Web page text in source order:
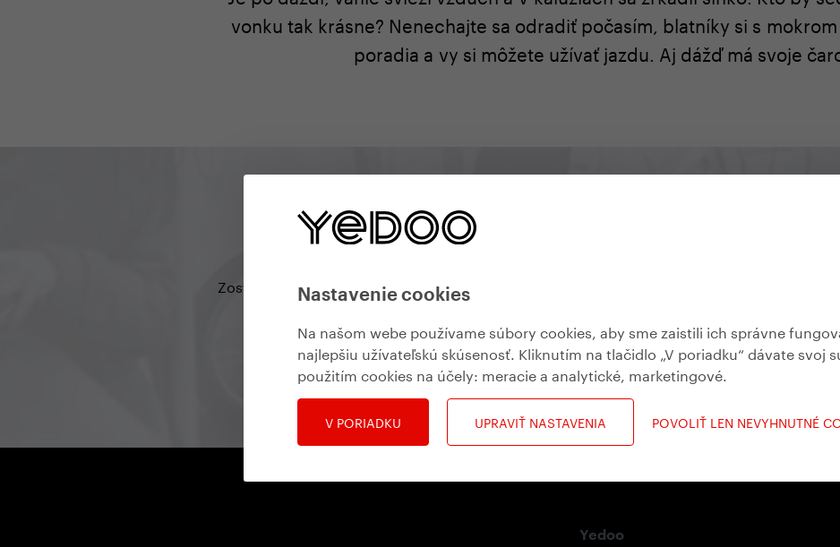
Nastavenie cookies
Na našom webe používame súbory cookies, aby sme zaistili ich správne
najlepšiu užívateľskú skúsenosť. Kliknutím na tlačidlo „V poriadku“ dávate svoj
použitím cookies na účely: meracie a analytické, marketingové.
V PORIADKU UPRAVIŤ NASTAVENIA POVOLIŤ LEN NEVYHNUTNÉ
vonku tak krásne? Nenechajte sa odradiť počasím, blatníky si s
poradia a vy si môžete užívať jazdu. Aj dážď má svoje
Zostaňte v kontakte, aby ste vedeli, čo sa deje, aké zaujímavé akcie vás čakajú, alebo aké
prihlásiť sa na odber
Yedoo